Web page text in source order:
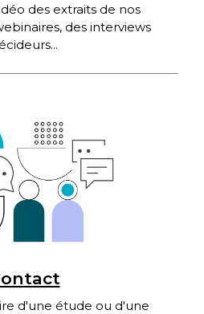
des extraits de nos
des interviews
d'une étude ou d'une